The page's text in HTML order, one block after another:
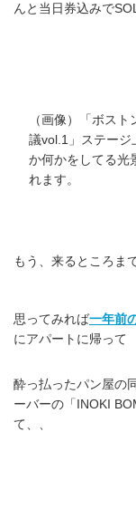
んと当日券込みで
（画像）「ボスト
議vol.1」ステージ
か何かをしてる光
れます。
もう、来るところま
思ってみれば一年前
にアパートに帰って
酔っ払ったパン屋の
ーバーの「INOKI
て、、